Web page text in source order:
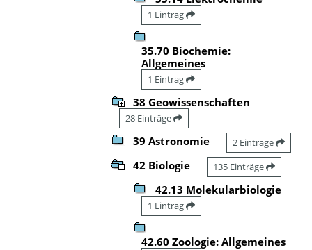
1 Eintrag
35.70 Biochemie:
Allgemeines
1 Eintrag
38 Geowissenschaften
28 Einträge
39 Astronomie 2 Einträge
42 Biologie 135 Einträge
42.13 Molekularbiologie
1 Eintrag
42.60 Zoologie: Allgemeines